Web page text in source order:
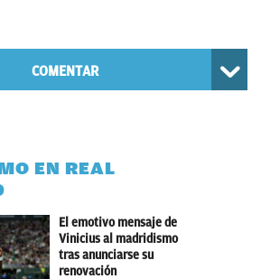
COMENTAR
EN REAL
El emotivo mensaje de
Vinicius al madridismo
tras anunciarse su
renovación